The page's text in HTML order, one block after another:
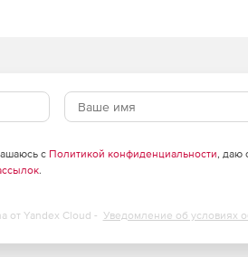
с Политикой конфиденциальности, даю
.
от Yandex Cloud - Уведомление об условиях